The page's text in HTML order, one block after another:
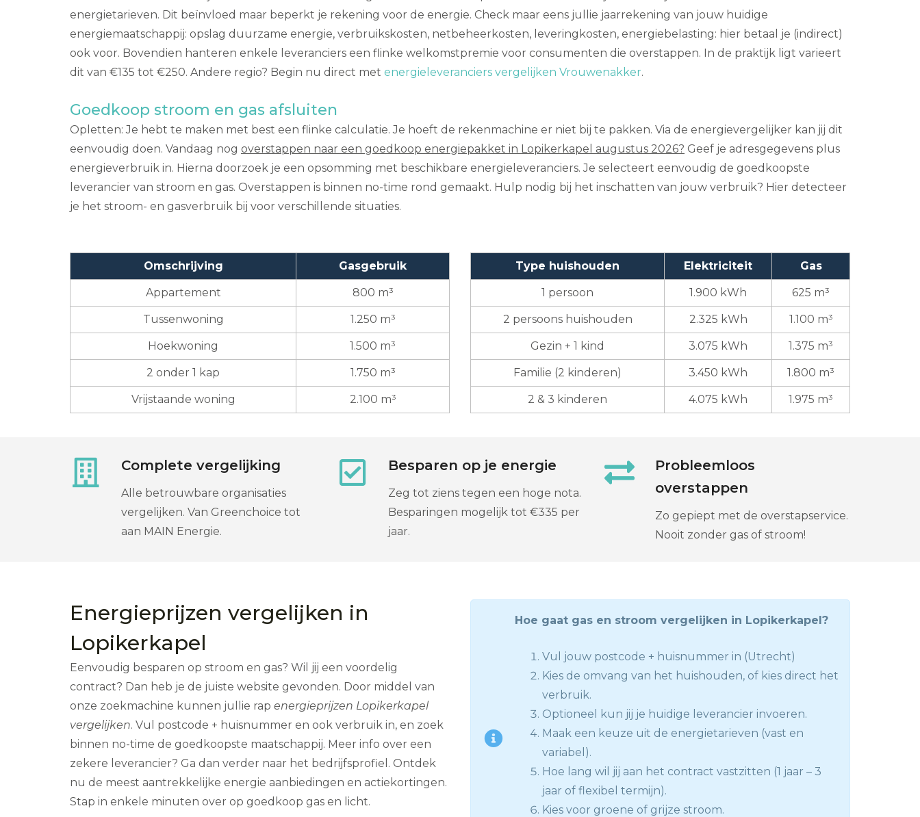
energietarieven. Dit beïnvloed maar beperkt je rekening voor de energie. Check maar eens jullie jaarrekening van jouw huidige
energiemaatschappij: opslag duurzame energie, verbruikskosten, netbeheerkosten, leveringkosten, energiebelasting: hier betaal je (indirect)
ook voor. Bovendien hanteren enkele leveranciers een flinke welkomstpremie voor consumenten die overstappen. In de praktijk ligt varieert
dit van €135 tot €250. Andere regio? Begin nu direct met energieleveranciers vergelijken Vrouwenakker.
Goedkoop stroom en gas afsluiten
Opletten: Je hebt te maken met best een flinke calculatie. Je hoeft de rekenmachine er niet bij te pakken. Via de energievergelijker kan jij dit
eenvoudig doen. Vandaag nog overstappen naar een goedkoop energiepakket in Lopikerkapel augustus 2026? Geef je adresgegevens plus
energieverbruik in. Hierna doorzoek je een opsomming met beschikbare energieleveranciers. Je selecteert eenvoudig de goedkoopste
leverancier van stroom en gas. Overstappen is binnen no-time rond gemaakt. Hulp nodig bij het inschatten van jouw verbruik? Hier detecteer
je het stroom- en gasverbruik bij voor verschillende situaties.
Omschrijving Gasgebruik
Appartement 800 m³
Tussenwoning 1.250 m³
Hoekwoning 1.500 m³
2 onder 1 kap 1.750 m³
Vrijstaande woning 2.100 m³
Type huishouden Elektriciteit Gas
1 persoon 1.900 kWh 625 m³
2 persoons huishouden 2.325 kWh 1.100 m³
Gezin + 1 kind 3.075 kWh 1.375 m³
Familie (2 kinderen) 3.450 kWh 1.800 m³
2 & 3 kinderen 4.075 kWh 1.975 m³
Complete vergelijking
Alle betrouwbare organisaties
vergelijken. Van Greenchoice tot
aan MAIN Energie.
Besparen op je energie
Zeg tot ziens tegen een hoge nota.
Besparingen mogelijk tot €335 per
jaar.
Probleemloos
overstappen
Zo gepiept met de overstapservice.
Nooit zonder gas of stroom!
Energieprijzen vergelijken in
Lopikerkapel
Eenvoudig besparen op stroom en gas? Wil jij een voordelig
contract? Dan heb je de juiste website gevonden. Door middel van
onze zoekmachine kunnen jullie rap energieprijzen Lopikerkapel
vergelijken. Vul postcode + huisnummer en ook verbruik in, en zoek
binnen no-time de goedkoopste maatschappij. Meer info over een
zekere leverancier? Ga dan verder naar het bedrijfsprofiel. Ontdek
nu de meest aantrekkelijke energie aanbiedingen en actiekortingen.
Stap in enkele minuten over op goedkoop gas en licht.
Hoe gaat gas en stroom vergelijken in Lopikerkapel?
Vul jouw postcode + huisnummer in (Utrecht)
Kies de omvang van het huishouden, of kies direct het
verbruik.
Optioneel kun jij je huidige leverancier invoeren.
Maak een keuze uit de energietarieven (vast en
variabel).
Hoe lang wil jij aan het contract vastzitten (1 jaar – 3
jaar of flexibel termijn).
Kies voor groene of grijze stroom.